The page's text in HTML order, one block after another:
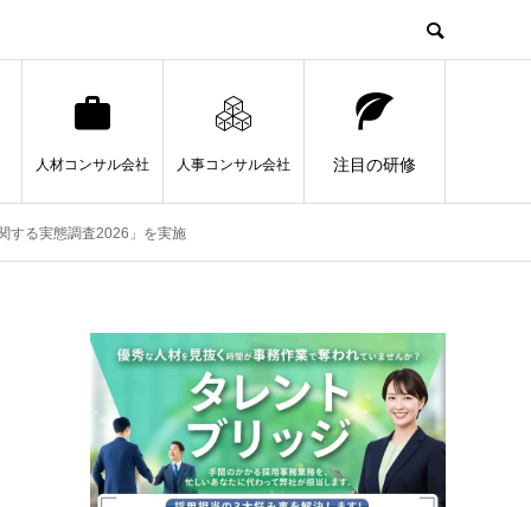
人材コンサル会社 人事コンサル会社 注目の研修
する実態調査2026」を実施